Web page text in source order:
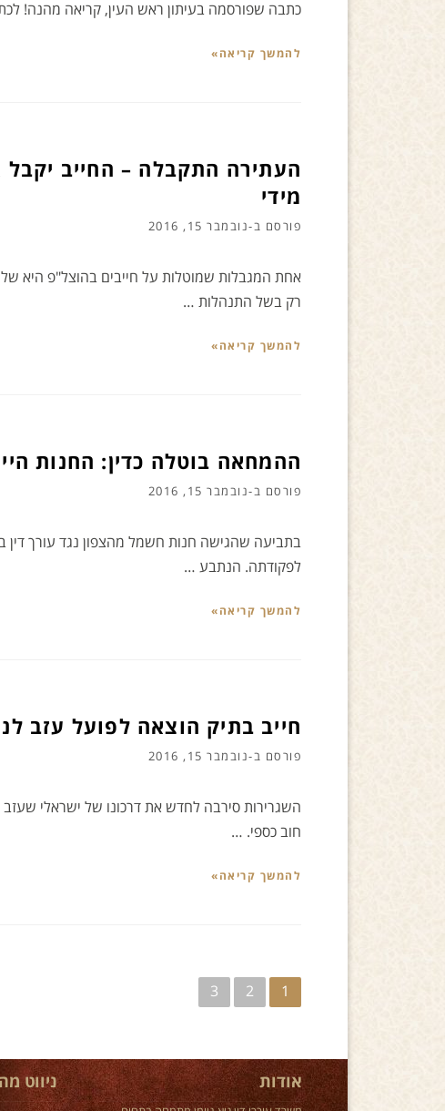
כתבה שפורסמה בעיתון ראש העין, קריאה מהנה!
להמשך קריאה»
העתירה התקבלה – החייב יקבל
מידי
פורסם ב-נובמבר 15, 2016
אחת המגבלות שמוטלות על חייבים בהוצל"פ היא
רק בשל התנהלות …
להמשך קריאה»
ההמחאה בוטלה כדין: החנות
פורסם ב-נובמבר 15, 2016
לפקודתה. הנתבע …
להמשך קריאה»
חייב בתיק הוצאה לפועל עזב
פורסם ב-נובמבר 15, 2016
חוב כספי. …
להמשך קריאה»
ניווט
1
2
3
ניווט אודות